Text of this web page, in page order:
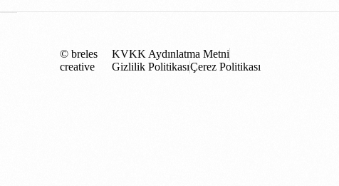
© breles
creative
KVKK Aydınlatma Metni
Gizlilik PolitikasıÇerez Politikası